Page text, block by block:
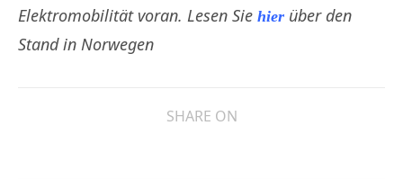
Elektromobilität voran. Lesen Sie hier über den
Stand in Norwegen
SHARE ON